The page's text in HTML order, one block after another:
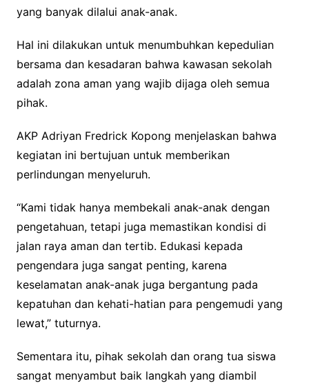
yang banyak dilalui anak-anak.
Hal ini dilakukan untuk menumbuhkan kepedulian
bersama dan kesadaran bahwa kawasan sekolah
adalah zona aman yang wajib dijaga oleh semua
pihak.
AKP Adriyan Fredrick Kopong menjelaskan bahwa
kegiatan ini bertujuan untuk memberikan
perlindungan menyeluruh.
“Kami tidak hanya membekali anak-anak dengan
pengetahuan, tetapi juga memastikan kondisi di
jalan raya aman dan tertib. Edukasi kepada
pengendara juga sangat penting, karena
keselamatan anak-anak juga bergantung pada
kepatuhan dan kehati-hatian para pengemudi yang
lewat,” tuturnya.
Sementara itu, pihak sekolah dan orang tua siswa
sangat menyambut baik langkah yang diambil